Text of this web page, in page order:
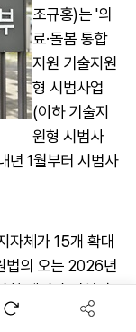
조규홍)는 '의
료·돌봄 통합
지원 기술지원
형 시범사업
(이하 기술지
원형 시범사
년 1월부터 시범사
자체가 15개 확대
법의 오는 2026년
향 제시와 컨설팅
제시하는 대상자